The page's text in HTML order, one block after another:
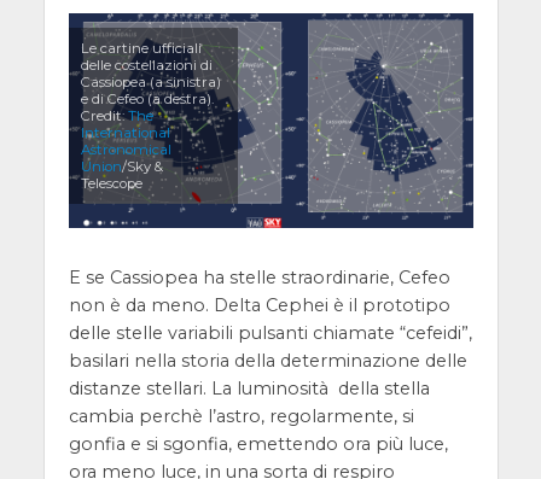
Le cartine ufficiali
delle costellazioni di
Cassiopea (a sinistra)
e di Cefeo (a destra).
Credit:The
International
Astronomical
Union/Sky &
Telescope
E se Cassiopea ha stelle straordinarie, Cefeo
non è da meno. Delta Cephei è il prototipo
delle stelle variabili pulsanti chiamate “cefeidi”,
basilari nella storia della determinazione delle
distanze stellari. La luminosità della stella
cambia perchè l’astro, regolarmente, si
gonfia e si sgonfia, emettendo ora più luce,
ora meno luce, in una sorta di respiro